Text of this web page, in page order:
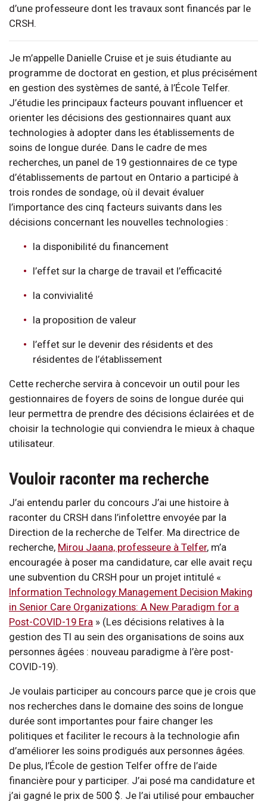
d’une professeure dont les travaux sont financés par le
CRSH.
Je m’appelle Danielle Cruise et je suis étudiante au
programme de doctorat en gestion, et plus précisément
en gestion des systèmes de santé, à l’École Telfer.
J’étudie les principaux facteurs pouvant influencer et
orienter les décisions des gestionnaires quant aux
technologies à adopter dans les établissements de
soins de longue durée. Dans le cadre de mes
recherches, un panel de 19 gestionnaires de ce type
d’établissements de partout en Ontario a participé à
trois rondes de sondage, où il devait évaluer
l’importance des cinq facteurs suivants dans les
décisions concernant les nouvelles technologies :
la disponibilité du financement
l’effet sur la charge de travail et l’efficacité
la convivialité
la proposition de valeur
l’effet sur le devenir des résidents et des
résidentes de l’établissement
Cette recherche servira à concevoir un outil pour les
gestionnaires de foyers de soins de longue durée qui
leur permettra de prendre des décisions éclairées et de
choisir la technologie qui conviendra le mieux à chaque
utilisateur.
Vouloir raconter ma recherche
J’ai entendu parler du concours J’ai une histoire à
raconter du CRSH dans l’infolettre envoyée par la
Direction de la recherche de Telfer. Ma directrice de
recherche, Mirou Jaana, professeure à Telfer, m’a
encouragée à poser ma candidature, car elle avait reçu
une subvention du CRSH pour un projet intitulé «
Information Technology Management Decision Making
in Senior Care Organizations: A New Paradigm for a
Post-COVID-19 Era » (Les décisions relatives à la
gestion des TI au sein des organisations de soins aux
personnes âgées : nouveau paradigme à l’ère post-
COVID-19).
Je voulais participer au concours parce que je crois que
nos recherches dans le domaine des soins de longue
durée sont importantes pour faire changer les
politiques et faciliter le recours à la technologie afin
d’améliorer les soins prodigués aux personnes âgées.
De plus, l’École de gestion Telfer offre de l’aide
financière pour y participer. J’ai posé ma candidature et
j’ai gagné le prix de 500 $. Je l’ai utilisé pour embaucher